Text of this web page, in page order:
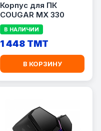
Корпус для ПК
COUGAR MX 330
В НАЛИЧИИ
1 448 TMT
В КОРЗИНУ